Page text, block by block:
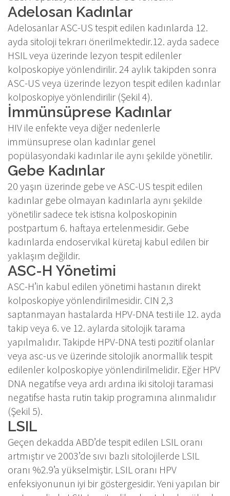
Adelosan Kadınlar
Adelosanlar ASC-US tespit edilen kadınlarda 12.
ayda sitoloji tekrarı önerilmektedir.12. ayda sadece
HSIL veya üzerinde lezyon tespit edilenler
kolposkopiye yönlendirilir. 24 aylık takipden sonra
ASC-US veya üzerinde lezyon tespit edilen kadınlar
kolposkopiye yönlendirilir (Şekil 4).
İmmünsüprese Kadınlar
HIV ile enfekte veya diğer nedenlerle
immünsuprese olan kadınlar genel
popülasyondaki kadınlar ile aynı şekilde yönetilir.
Gebe Kadınlar
20 yaşın üzerinde gebe ve ASC-US tespit edilen
kadınlar gebe olmayan kadınlarla aynı şekilde
yönetilir sadece tek istisna kolposkopinin
postpartum 6. haftaya ertelenmesidir. Gebe
kadınlarda endoservikal küretaj kabul edilen bir
yaklaşım değildir.
ASC-H Yönetimi
ASC-H’in kabul edilen yönetimi hastanın direkt
kolposkopiye yönlendirilmesidir. CIN 2,3
saptanmayan hastalarda HPV-DNA testi ile 12. ayda
takip veya 6. ve 12. aylarda sitolojik tarama
yapılmalıdır. Takipde HPV-DNA testi pozitif olanlar
veya asc-us ve üzerinde sitolojik anormallik tespit
edilenler kolposkopiye yönlendirilmelidir. Eğer HPV
DNA negatifse veya ardı ardına iki sitoloji taramasi
negatifse hasta rutin takip programına alınmalıdır
(Şekil 5).
LSIL
Geçen dekadda ABD’de tespit edilen LSIL oranı
artmıştır ve 2003’de sıvı bazlı sitolojilerde LSIL
oranı %2.9’a yükselmiştir. LSIL oranı HPV
enfeksiyonunun iyi bir göstergesidir. Yeni yapılan bir